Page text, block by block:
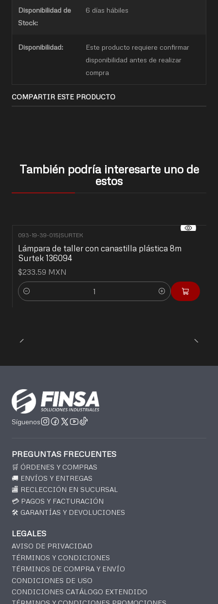
Disponibilidad de
Stock:
6 días hábiles
Disponibilidad:
Este producto requiere confirmar
disponibilidad antes de realizar
compra
COMPARTIR ESTE PRODUCTO
También podría interesarte uno de
estos
093-19-39-015|SURTEK
Lámpara de taller con canastilla plástica 8m
Surtek 136094
$233.59 MXN
Cantidad
Síguenos
PREGUNTAS FRECUENTES
🛒 ÓRDENES Y COMPRAS
🚚 ENVÍOS Y ENTREGAS
🏬 RECLECCIÓN EN SUCURSAL
💳 PAGOS Y FACTURACIÓN
🛠️ GARANTÍAS Y DEVOLUCIONES
LEGALES
AVISO DE PRIVACIDAD
TÉRMINOS Y CONDICIONES
TÉRMINOS DE COMPRA Y ENVÍO
CONDICIONES DE USO
CONDICIONES CATÁLOGO EXTENDIDO